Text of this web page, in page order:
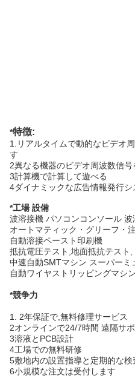
*特徴:
1.
リアルタイムで動的なビデオ
す
2異なる機器のビデオ周波数信
3計算機で計算して遊べる
4ダイナミックな広告情報発行シ
*工場 設備
波溶接機 パソコンコンソール 波
オートマティック・グリーフ・
自動溶接ペースト印刷機
抵抗電圧テスト,地面抵抗テスト,
中速自動SMTマシン スーパーミ
自動ワイヤストリッピングマシ
*競争力
1. 2年保証で,無料修理サービス
2オンラインで24/7時間 遠隔サ
3溶液とPCB設計
4工場での無料研修
5敷地内の設置指導と定期的な検
6小規模な注文は受付します